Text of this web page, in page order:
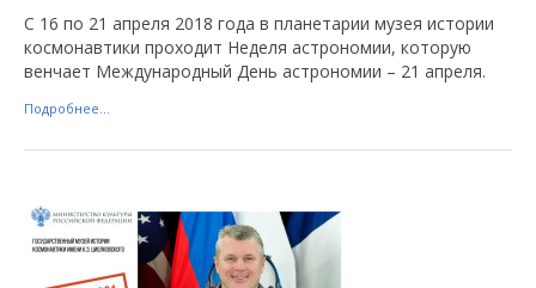
С 16 по 21 апреля 2018 года в планетарии музея истории
космонавтики проходит Неделя астрономии, которую
венчает Международный День астрономии – 21 апреля.
Подробнее...